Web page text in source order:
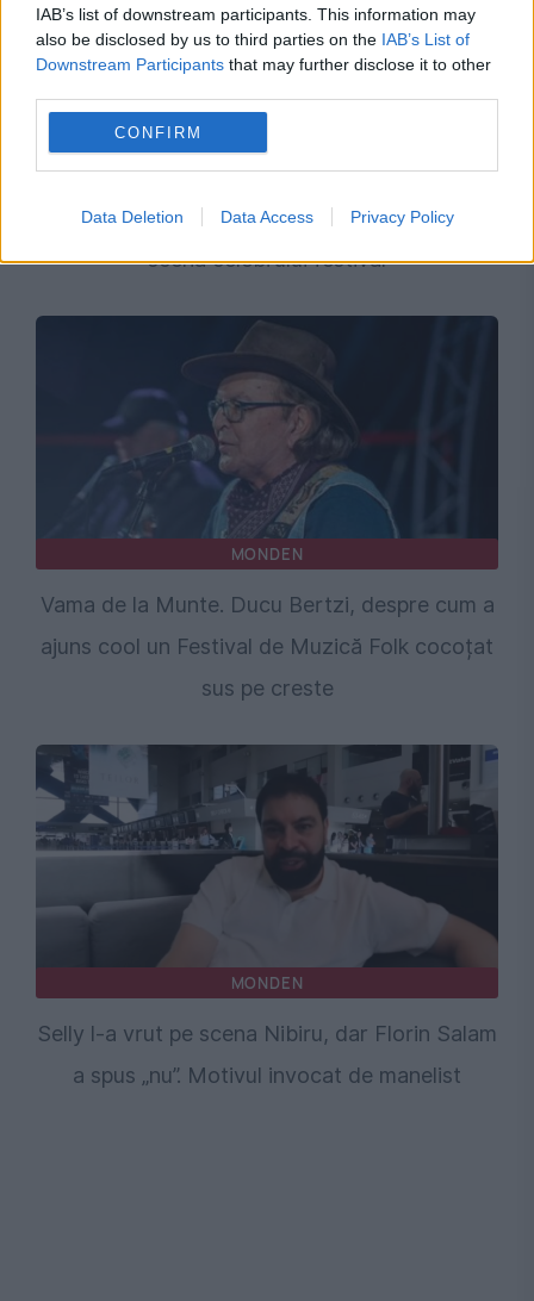
IAB’s list of downstream participants. This information may
also be disclosed by us to third parties on the IAB’s List of
Downstream Participants that may further disclose it to other
CONFIRM
Data Deletion Data Access Privacy Policy
Premieră pentru România la BBC Proms.
Pianista Alexandra Dăriescu debutează pe
scena celebrului festival
MONDEN
Vama de la Munte. Ducu Bertzi, despre cum a
ajuns cool un Festival de Muzică Folk cocoțat
sus pe creste
MONDEN
Selly l-a vrut pe scena Nibiru, dar Florin Salam
a spus „nu”. Motivul invocat de manelist